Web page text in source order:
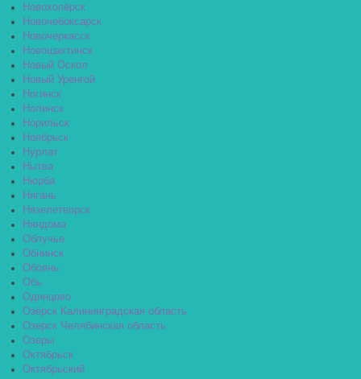
Новохопёрск
Новочебоксарск
Новочеркасск
Новошахтинск
Новый Оскол
Новый Уренгой
Ногинск
Нолинск
Норильск
Ноябрьск
Нурлат
Нытва
Нюрба
Нягань
Нязелетворск
Няндома
Облучье
Обнинск
Обоянь
Обь
Одинцово
Озёрск Калининградская область
Озерск Челябинская область
Озеры
Октябрьск
Октябрьский